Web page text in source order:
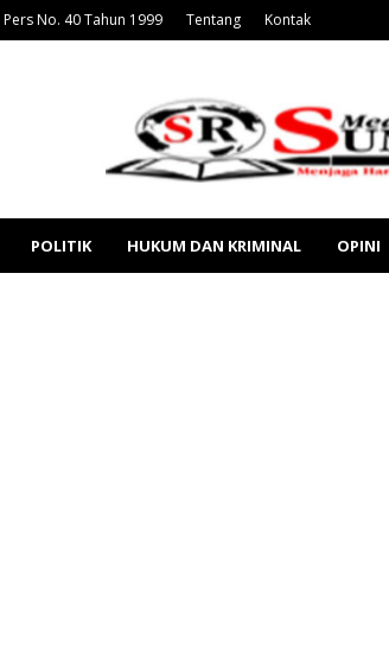
Pers No. 40 Tahun 1999 Tentang Kontak
POLITIK HUKUM DAN KRIMINAL OPINI